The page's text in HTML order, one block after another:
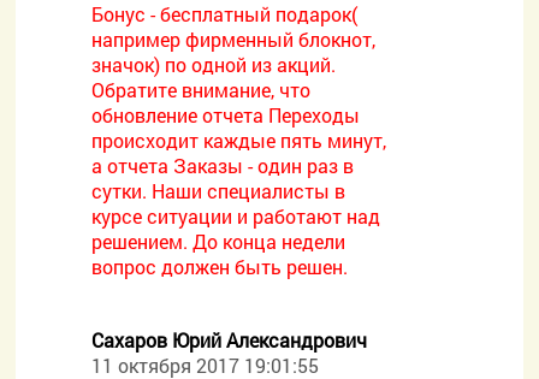
Бонус - бесплатный подарок(
например фирменный блокнот,
значок) по одной из акций.
Обратите внимание, что
обновление отчета Переходы
происходит каждые пять минут,
а отчета Заказы - один раз в
сутки. Наши специалисты в
курсе ситуации и работают над
решением. До конца недели
вопрос должен быть решен.
Сахаров Юрий Александрович
11 октября 2017 19:01:55